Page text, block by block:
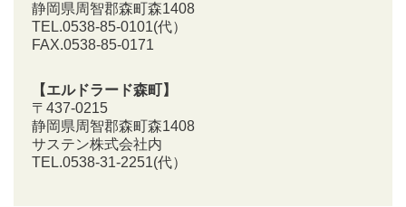
静岡県周智郡森町森1408
TEL.0538-85-0101(代）
FAX.0538-85-0171
【エルドラード森町】
〒437-0215
静岡県周智郡森町森1408
サステン株式会社内
TEL.0538-31-2251(代）